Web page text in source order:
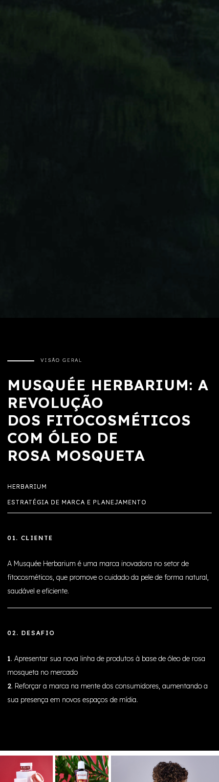
VISÃO GERAL
MUSQUÉE HERBARIUM: A
REVOLUÇÃO
DOS FITOCOSMÉTICOS
COM ÓLEO DE
ROSA MOSQUETA
HERBARIUM
ESTRATÉGIA DE MARCA E PLANEJAMENTO
01. CLIENTE
A Musquée Herbarium é uma marca inovadora no setor de
fitocosméticos, que promove o cuidado da pele de forma natural,
saudável e eficiente.
02. DESAFIO
1. Apresentar sua nova linha de produtos à base de óleo de rosa
mosqueta no mercado
2. Reforçar a marca na mente dos consumidores, aumentando a
sua presença em novos espaços de mídia.